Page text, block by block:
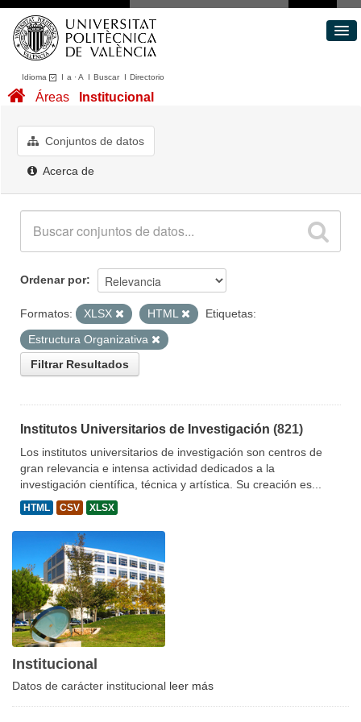
Idioma I a ·A I BuscarI Directorio
Conjuntos de datos
Acerca de
Áreas Institucional
Conjuntos de datos
Acerca de
Ordenar por
Formatos: XLSX HTML
Etiquetas:
Estructura Organizativa
Filtrar Resultados
Institutos Universitarios de Investigación (821)
Los institutos universitarios de investigación son centros de
gran relevancia e intensa actividad dedicados a la
investigación científica, técnica y artística. Su creación es...
HTML CSV XLSX
Institucional
Datos de carácter institucional leer más